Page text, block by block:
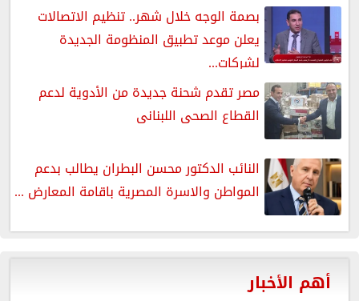
بصمة الوجه خلال شهر.. تنظيم الاتصالات
يعلن موعد تطبيق المنظومة الجديدة
لشركات...
مصر تقدم شحنة جديدة من الأدوية لدعم
القطاع الصحى اللبنانى
النائب الدكتور محسن البطران يطالب بدعم
المواطن والاسرة المصرية باقامة المعارض ...
أهم الأخبار